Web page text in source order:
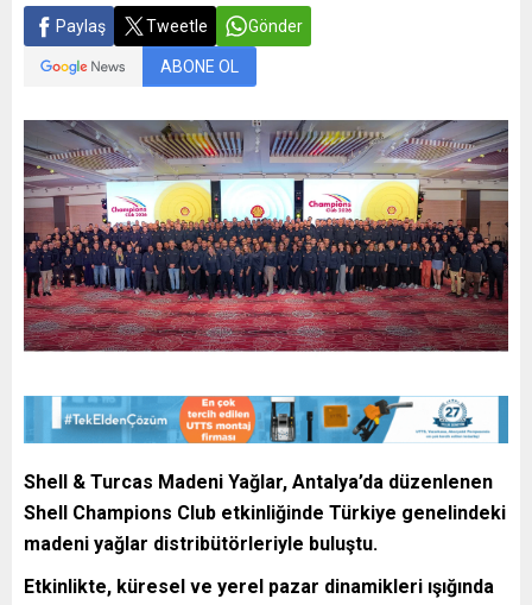
Paylaş Tweetle Gönder
ABONE OL
Shell & Turcas Madeni Yağlar, Antalya’da düzenlenen
Shell Champions Club etkinliğinde Türkiye genelindeki
madeni yağlar distribütörleriyle buluştu.
Etkinlikte, küresel ve yerel pazar dinamikleri ışığında